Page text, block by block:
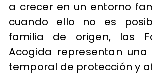
a crecer en un entorno
cuando ello no es
familia de origen, las
Acogida representan una
temporal de protección y